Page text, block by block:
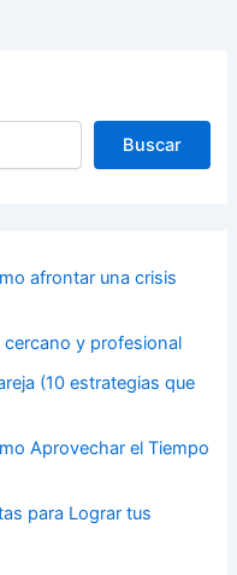
Buscar
afrontar una crisis
y profesional
(10 estrategias que
Aprovechar el Tiempo
para Lograr tus